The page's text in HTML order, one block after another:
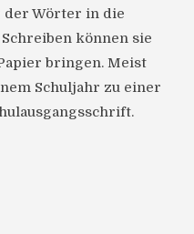
Wörter in die
können sie
bringen. Meist
Schuljahr zu einer